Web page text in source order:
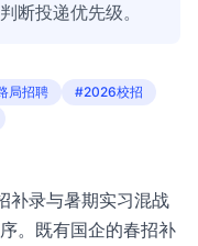
断投递优先级。
局招聘
#2026校招
补录与暑期实习混战
。既有国企的春招补